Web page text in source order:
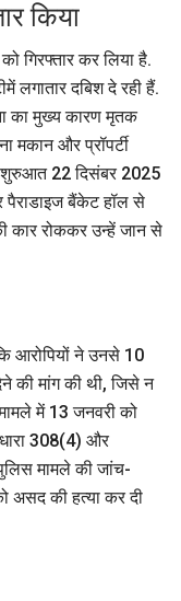
किया
गिरफ्तार कर लिया है.
लगातार दबिश दे रही हैं.
का मुख्य कारण मृतक
और प्रॉपर्टी
शुरुआत 22 दिसंबर 2025
पैराडाइज बैंकेट हॉल से
रोककर उन्हें जान से
आरोपियों ने उनसे 10
की मांग की थी, जिसे न
में 13 जनवरी को
308(4) और
मामले की जांच-
असद की हत्या कर दी